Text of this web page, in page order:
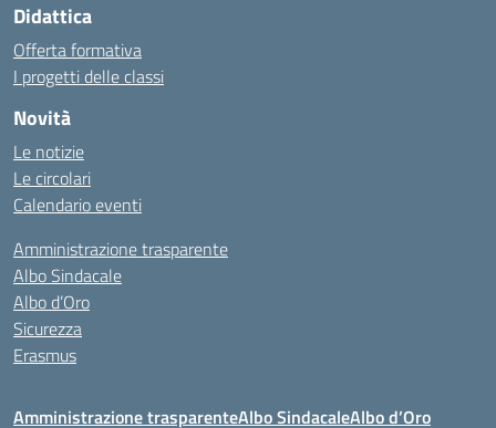
Didattica
Offerta formativa
I progetti delle classi
Novità
Le notizie
Le circolari
Calendario eventi
Amministrazione trasparente
Albo Sindacale
Albo d’Oro
Sicurezza
Erasmus
Amministrazione trasparenteAlbo SindacaleAlbo d’Oro